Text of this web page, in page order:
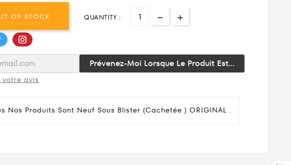
OF STOCK QUANTITY :
Prévenez-Moi Lorsque Le Produit Est...
votre avis
Nos Produits Sont Neuf Sous Blister (cachetée ) ORIGINAL .